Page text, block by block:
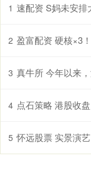
1 速配资 S妈未安排大S
2 盈富配资 硬核×3
3 真牛所 今年以来
4 点石策略 港股收盘 | 三
5 怀远股票 实景演艺